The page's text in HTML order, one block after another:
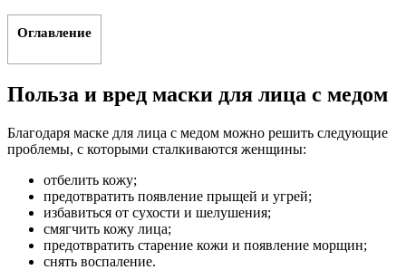
Оглавление
Польза и вред маски для лица с медом
Благодаря маске для лица с медом можно решить следующие
проблемы, с которыми сталкиваются женщины:
отбелить кожу;
предотвратить появление прыщей и угрей;
избавиться от сухости и шелушения;
смягчить кожу лица;
предотвратить старение кожи и появление морщин;
снять воспаление.